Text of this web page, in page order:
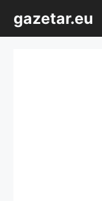
conținut
gazetar.eu